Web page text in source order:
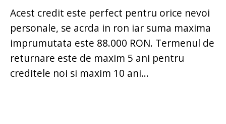
Acest credit este perfect pentru orice nevoi
personale, se acrda in ron iar suma maxima
imprumutata este 88.000 RON. Termenul de
returnare este de maxim 5 ani pentru
creditele noi si maxim 10 ani...